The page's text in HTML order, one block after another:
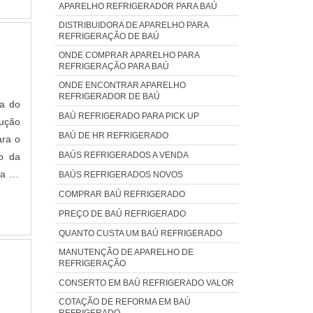
do
o
da
da
APARELHO REFRIGERADOR PARA BAÚ
DISTRIBUIDORA DE APARELHO PARA
REFRIGERAÇÃO DE BAÚ
ONDE COMPRAR APARELHO PARA
REFRIGERAÇÃO PARA BAÚ
ONDE ENCONTRAR APARELHO
REFRIGERADOR DE BAÚ
BAÚ REFRIGERADO PARA PICK UP
BAÚ DE HR REFRIGERADO
BAÚS REFRIGERADOS A VENDA
BAÚS REFRIGERADOS NOVOS
COMPRAR BAÚ REFRIGERADO
PREÇO DE BAÚ REFRIGERADO
QUANTO CUSTA UM BAÚ REFRIGERADO
MANUTENÇÃO DE APARELHO DE
REFRIGERAÇÃO
CONSERTO EM BAÚ REFRIGERADO VALOR
COTAÇÃO DE REFORMA EM BAÚ